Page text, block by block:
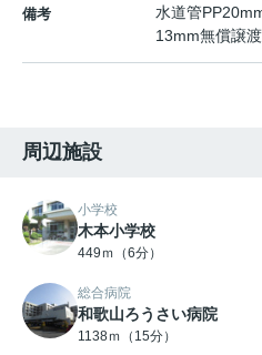
備考
水道管
13mm無償譲
周辺施設
小学校
木本小学校
449ｍ（6分）
総合病院
和歌山ろうさい病院
1138ｍ（15分）